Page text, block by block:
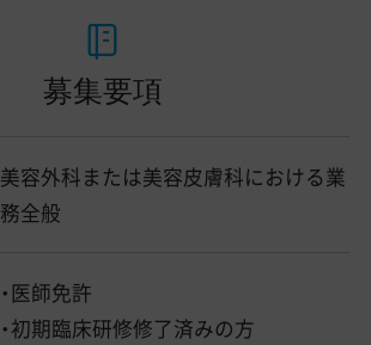
募集要項
美容外科または美容皮膚科における業
務全般
・医師免許
・初期臨床研修修了済みの方